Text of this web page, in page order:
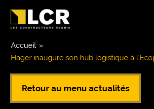
Accueil »
Hager inaugure son hub logistique à
Retour au menu actualités